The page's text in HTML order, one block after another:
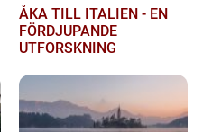
ÅKA TILL ITALIEN - EN
FÖRDJUPANDE
UTFORSKNING